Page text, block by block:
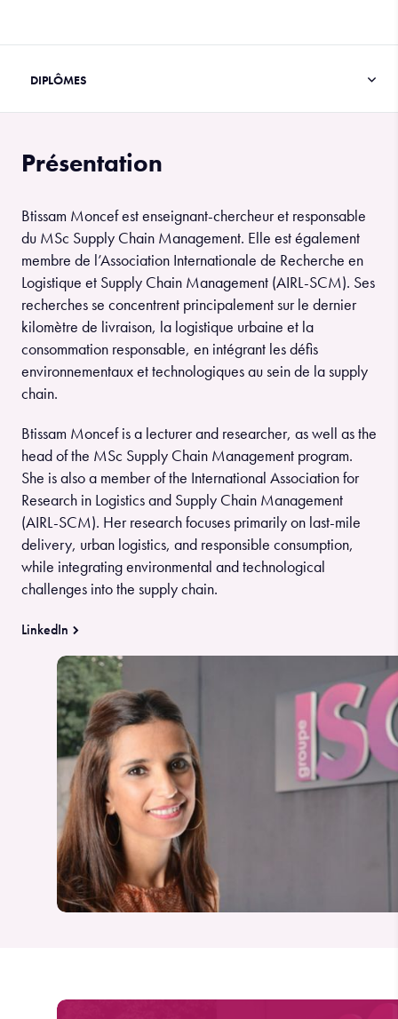
Présentation
Btissam Moncef est enseignant-chercheur et responsable
du MSc Supply Chain Management. Elle est également
membre de l’Association Internationale de Recherche en
Logistique et Supply Chain Management (AIRL-SCM). Ses
recherches se concentrent principalement sur le dernier
kilomètre de livraison, la logistique urbaine et la
consommation responsable, en intégrant les défis
environnementaux et technologiques au sein de la supply
chain.
Btissam Moncef is a lecturer and researcher, as well as the
head of the MSc Supply Chain Management program.
She is also a member of the International Association for
Research in Logistics and Supply Chain Management
(AIRL-SCM). Her research focuses primarily on last-mile
delivery, urban logistics, and responsible consumption,
while integrating environmental and technological
challenges into the supply chain.
LinkedIn